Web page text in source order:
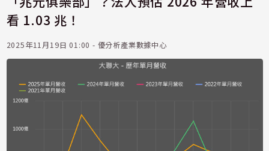
看 1.03 兆！
2025年11月19日 01:00 - 優分析產業數據中心